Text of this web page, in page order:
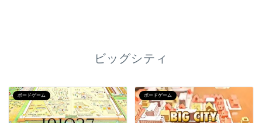
ビッグシティ
ボードゲーム ボードゲーム